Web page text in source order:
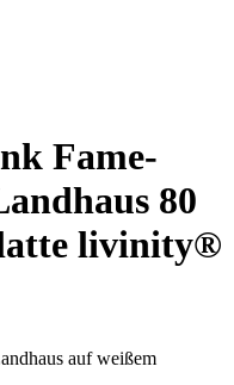
Fame-
80
livinity®